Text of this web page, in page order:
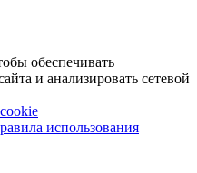
обеспечивать
и анализировать сетевой
использования